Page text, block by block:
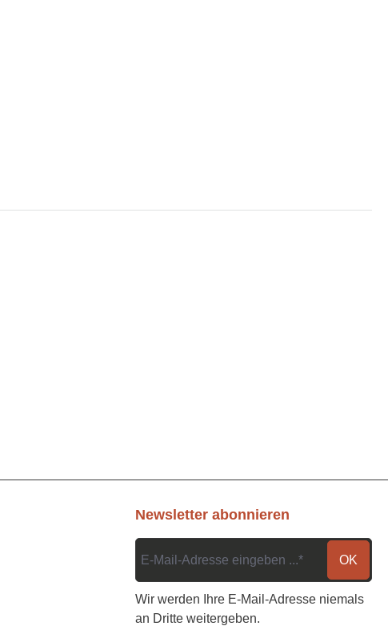
Newsletter abonnieren
OK
Wir werden Ihre E-Mail-Adresse niemals
an Dritte weitergeben.